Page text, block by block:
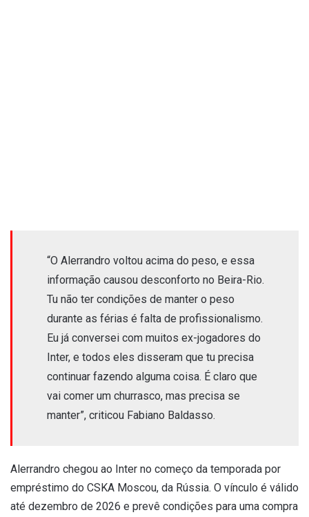
“O Alerrandro voltou acima do peso, e essa
informação causou desconforto no Beira-Rio.
Tu não ter condições de manter o peso
durante as férias é falta de profissionalismo.
Eu já conversei com muitos ex-jogadores do
Inter, e todos eles disseram que tu precisa
continuar fazendo alguma coisa. É claro que
vai comer um churrasco, mas precisa se
manter”, criticou Fabiano Baldasso.
Alerrandro chegou ao Inter no começo da temporada por
empréstimo do CSKA Moscou, da Rússia. O vínculo é válido
até dezembro de 2026 e prevê condições para uma compra